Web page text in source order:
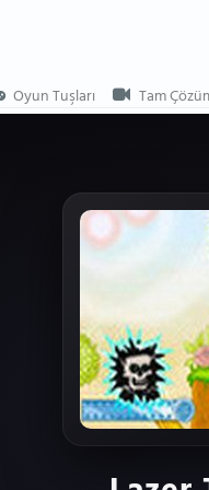
Oyun Tuşları Tam